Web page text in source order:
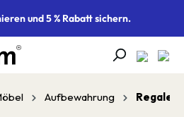
und 5 % Rabatt sichern.
Aufbewahrung Regale